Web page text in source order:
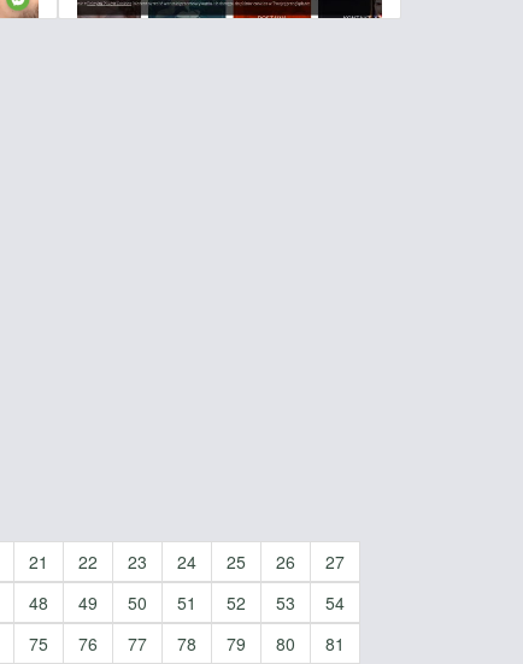
21 22 23 24 25 26
27
48 49 50 51 52 53
54
75 76 77 78 79 80 81